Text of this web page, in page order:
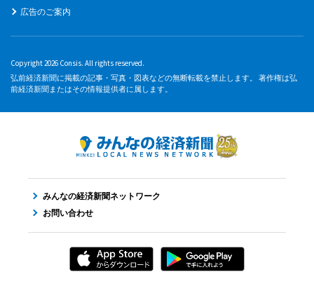
広告のご案内
Copyright 2026 Consis. All rights reserved.
弘前経済新聞に掲載の記事・写真・図表などの無断転載を禁止します。 著作権は弘
前経済新聞またはその情報提供者に属します。
みんなの経済新聞ネットワーク
お問い合わせ